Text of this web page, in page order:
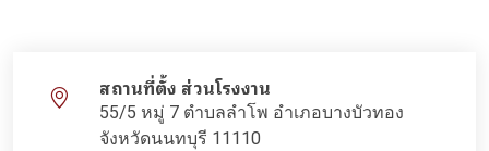
สถานที่ตั้ง ส่วนโรงงาน
55/5 หมู่ 7 ตำบลลำโพ อำเภอบางบัวทอง
จังหวัดนนทบุรี 11110